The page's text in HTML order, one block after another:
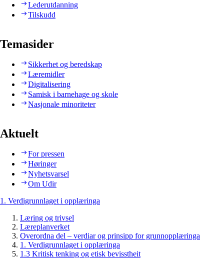
Lederutdanning
Tilskudd
Temasider
Sikkerhet og beredskap
Læremidler
Digitalisering
Samisk i barnehage og skole
Nasjonale minoriteter
Aktuelt
For pressen
Høringer
Nyhetsvarsel
Om Udir
1. Verdigrunnlaget i opplæringa
Læring og trivsel
Læreplanverket
Overordna del – verdiar og prinsipp for grunnopplæringa
1. Verdigrunnlaget i opplæringa
1.3 Kritisk tenking og etisk bevisstheit